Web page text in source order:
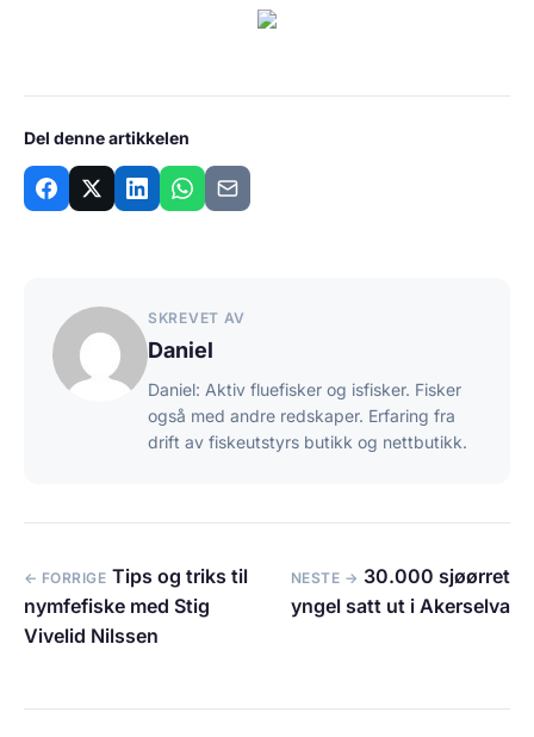
Del denne artikkelen
SKREVET AV
Daniel
Daniel: Aktiv fluefisker og isfisker. Fisker
også med andre redskaper. Erfaring fra
drift av fiskeutstyrs butikk og nettbutikk.
← FORRIGE Tips og triks til
nymfefiske med Stig
Vivelid Nilssen
NESTE → 30.000 sjøørret
yngel satt ut i Akerselva